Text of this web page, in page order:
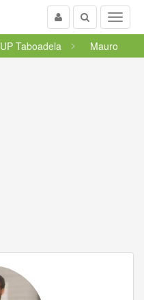
Menu
Buscar
Usuario
UP Taboadela Mauro